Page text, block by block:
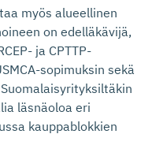
myös alueellinen
on edelläkävijä,
ja CPTTP-
sopimuksin sekä
läsnäoloa eri
kauppablokkien